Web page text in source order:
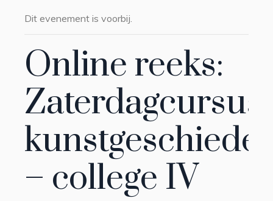
Dit evenement is voorbij.
Online reeks:
Zaterdagcursus
– college IV